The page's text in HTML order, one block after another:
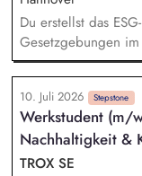
Du erstellst das
Gesetzgebungen
verschiedener
und Umsetzung
Maßnahmen auf
Aufgaben in
Kreislaufwirtschaft,
10. Juli 2026 Stepstone
Werkstudent (m/
Nachhaltigkeit &
TROX SE